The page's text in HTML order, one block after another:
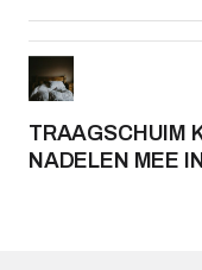
TRAAGSCHUIM
NADELEN MEE